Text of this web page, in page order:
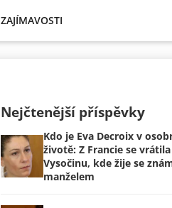
ZAJÍMAVOSTI
Nejčtenější příspěvky
Kdo je Eva Decroix v
životě: Z Francie se
Vysočinu, kde žije se
manželem